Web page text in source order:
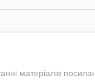
матеріалів